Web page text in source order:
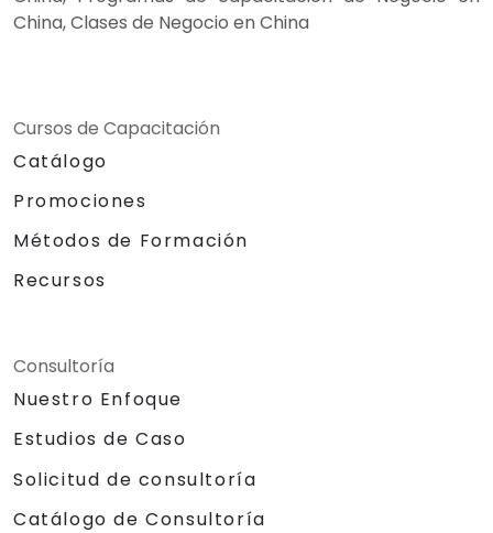
China, Clases de Negocio en China
Cursos de Capacitación
Catálogo
Promociones
Métodos de Formación
Recursos
Consultoría
Nuestro Enfoque
Estudios de Caso
Solicitud de consultoría
Catálogo de Consultoría